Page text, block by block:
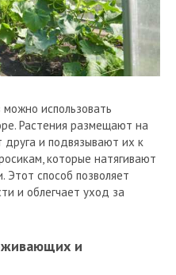
использовать
Растения размещают на
и подвязывают их к
которые натягивают
способ позволяет
и облегчает уход за
и